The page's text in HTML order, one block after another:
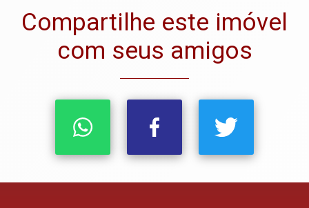
Compartilhe este imóvel
com seus amigos